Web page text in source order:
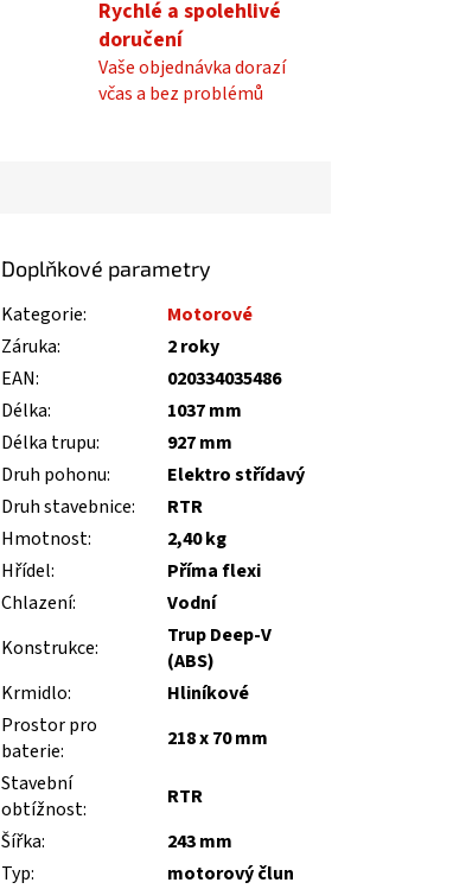
Rychlé a spolehlivé
doručení
Vaše objednávka dorazí
včas a bez problémů
Doplňkové parametry
Kategorie:
Motorové
Záruka:
2 roky
EAN:
020334035486
Délka:
1037 mm
Délka trupu:
927 mm
Druh pohonu:
Elektro střídavý
Druh stavebnice:
RTR
Hmotnost:
2,40 kg
Hřídel:
Příma flexi
Chlazení:
Vodní
Konstrukce:
Trup Deep-V
(ABS)
Krmidlo:
Hliníkové
Prostor pro
baterie:
218 x 70 mm
Stavební
obtížnost:
RTR
Šířka:
243 mm
Typ: motorový člun